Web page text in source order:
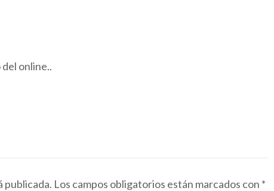
online..
publicada. Los campos obligatorios están marcados con *